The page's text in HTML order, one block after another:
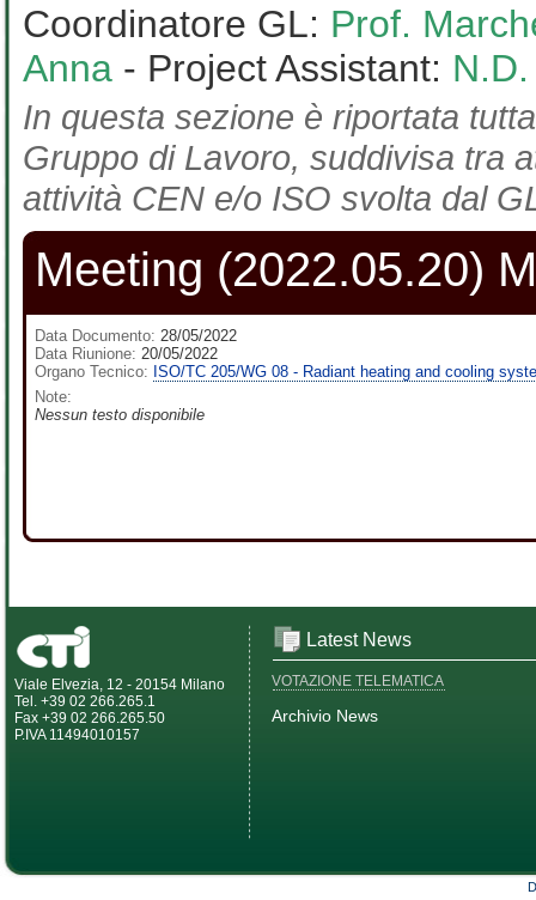
Coordinatore GL: Prof.
Anna - Project Assistant: N.D.
In questa sezione è riportata
Gruppo di Lavoro, suddivisa tra
attività CEN e/o ISO svolta dal
Meeting (2022.05.20)
Data Documento: 28/05/2022
Data Riunione: 20/05/2022
Organo Tecnico: ISO/TC 205/WG 08 - Radiant heating and cooling
Note:
Nessun testo disponibile
Viale Elvezia, 12 - 20154 Milano
Tel. +39 02 266.265.1
Fax +39 02 266.265.50
P.IVA 11494010157
Latest News
VOTAZIONE TELEMATICA
Archivio News